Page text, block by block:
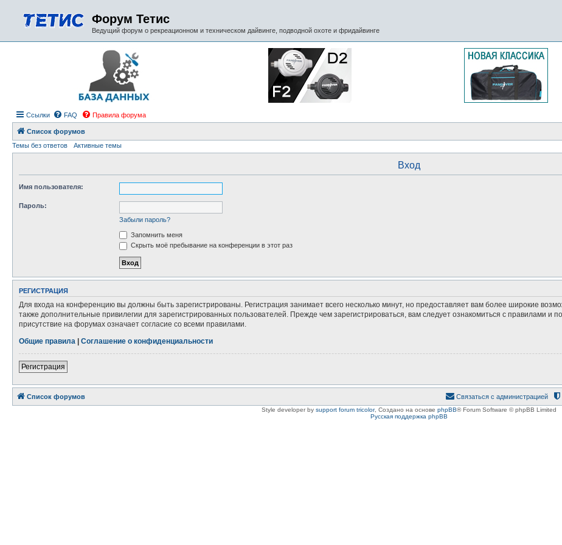
Форум Тетис
Ведущий форум о рекреационном и техническом дайвинге, подводной охоте и фридайвинге
Ссылки FAQ Правила форума
Список форумов
Темы без ответов
Активные темы
Вход
Имя пользователя:
Пароль:
Забыли пароль?
Запомнить меня
Скрыть моё пребывание на конференции в этот раз
РЕГИСТРАЦИЯ
Для входа на конференцию вы должны быть зарегистрированы. Регистрация занимает всего несколько минут, но предоставляет вам более широкие
также дополнительные привилегии для зарегистрированных пользователей. Прежде чем зарегистрироваться, вам следует ознакомиться с правилами
присутствие на форумах означает согласие со всеми правилами.
Общие правила
Соглашение о конфиденциальности
Регистрация
Список форумов Связаться с администрацией
Style developer by support forum tricolor, Создано на основе phpBB® Forum Software © phpBB Limited
Русская поддержка phpBB